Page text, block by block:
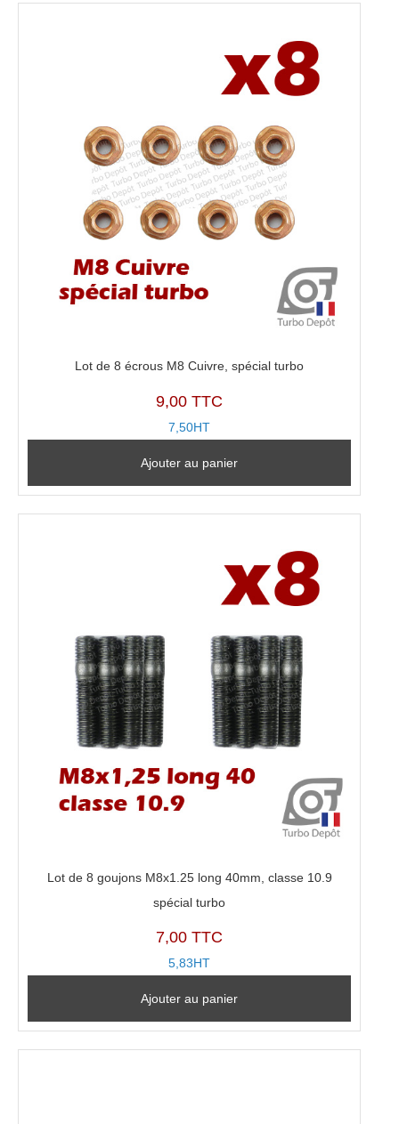
Lot de 8 écrous M8 Cuivre, spécial turbo
9,00 TTC
7,50HT
Ajouter au panier
Lot de 8 goujons M8x1.25 long 40mm, classe 10.9
spécial turbo
7,00 TTC
5,83HT
Ajouter au panier